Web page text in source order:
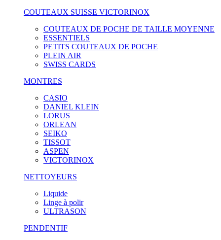
COUTEAUX SUISSE VICTORINOX
COUTEAUX DE POCHE DE TAILLE MOYENNE
ESSENTIELS
PETITS COUTEAUX DE POCHE
PLEIN AIR
SWISS CARDS
MONTRES
CASIO
DANIEL KLEIN
LORUS
ORLEAN
SEIKO
TISSOT
ASPEN
VICTORINOX
NETTOYEURS
Liquide
Linge à polir
ULTRASON
PENDENTIF